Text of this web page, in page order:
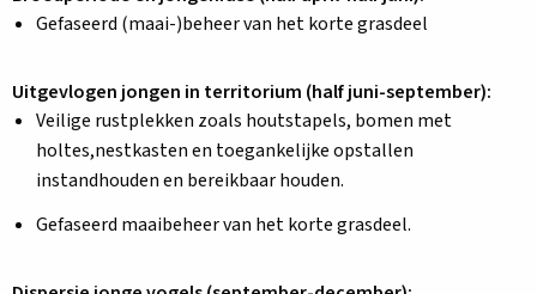
Gefaseerd (maai-)beheer van het korte grasdeel
Uitgevlogen jongen in territorium (half juni-september):
Veilige rustplekken zoals houtstapels, bomen met
holtes,nestkasten en toegankelijke opstallen
instandhouden en bereikbaar houden.
Gefaseerd maaibeheer van het korte grasdeel.